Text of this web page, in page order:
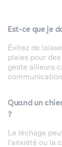
Est-ce que je
Évitez de
plaies pour
geste ailleurs
Quand un
?
Le léchage
l'anxiété ou la